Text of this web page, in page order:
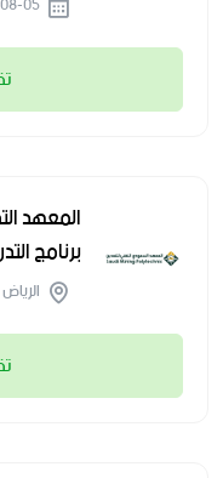
المعهد
برنامج